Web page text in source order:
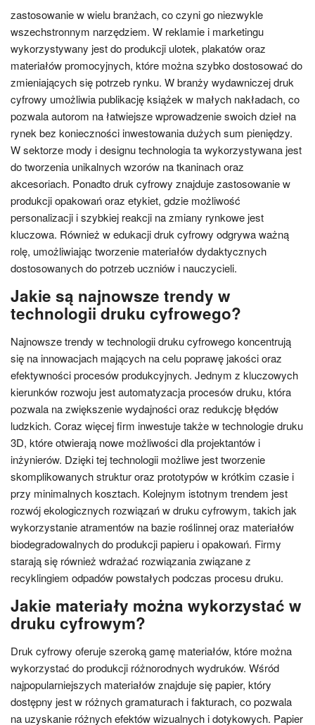
zastosowanie w wielu branżach, co czyni go niezwykle
wszechstronnym narzędziem. W reklamie i marketingu
wykorzystywany jest do produkcji ulotek, plakatów oraz
materiałów promocyjnych, które można szybko dostosować do
zmieniających się potrzeb rynku. W branży wydawniczej druk
cyfrowy umożliwia publikację książek w małych nakładach, co
pozwala autorom na łatwiejsze wprowadzenie swoich dzieł na
rynek bez konieczności inwestowania dużych sum pieniędzy.
W sektorze mody i designu technologia ta wykorzystywana jest
do tworzenia unikalnych wzorów na tkaninach oraz
akcesoriach. Ponadto druk cyfrowy znajduje zastosowanie w
produkcji opakowań oraz etykiet, gdzie możliwość
personalizacji i szybkiej reakcji na zmiany rynkowe jest
kluczowa. Również w edukacji druk cyfrowy odgrywa ważną
rolę, umożliwiając tworzenie materiałów dydaktycznych
dostosowanych do potrzeb uczniów i nauczycieli.
Jakie są najnowsze trendy w
technologii druku cyfrowego?
Najnowsze trendy w technologii druku cyfrowego koncentrują
się na innowacjach mających na celu poprawę jakości oraz
efektywności procesów produkcyjnych. Jednym z kluczowych
kierunków rozwoju jest automatyzacja procesów druku, która
pozwala na zwiększenie wydajności oraz redukcję błędów
ludzkich. Coraz więcej firm inwestuje także w technologie druku
3D, które otwierają nowe możliwości dla projektantów i
inżynierów. Dzięki tej technologii możliwe jest tworzenie
skomplikowanych struktur oraz prototypów w krótkim czasie i
przy minimalnych kosztach. Kolejnym istotnym trendem jest
rozwój ekologicznych rozwiązań w druku cyfrowym, takich jak
wykorzystanie atramentów na bazie roślinnej oraz materiałów
biodegradowalnych do produkcji papieru i opakowań. Firmy
starają się również wdrażać rozwiązania związane z
recyklingiem odpadów powstałych podczas procesu druku.
Jakie materiały można wykorzystać w
druku cyfrowym?
Druk cyfrowy oferuje szeroką gamę materiałów, które można
wykorzystać do produkcji różnorodnych wydruków. Wśród
najpopularniejszych materiałów znajduje się papier, który
dostępny jest w różnych gramaturach i fakturach, co pozwala
na uzyskanie różnych efektów wizualnych i dotykowych. Papier